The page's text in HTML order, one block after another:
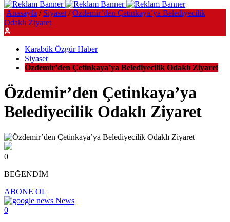
Anasayfa / Siyaset / Özdemir’den Çetinkaya’ya Belediyecilik
Odaklı Ziyaret
Karabük Özgür Haber
Siyaset
Özdemir’den Çetinkaya’ya Belediyecilik Odaklı Ziyaret
Özdemir’den Çetinkaya’ya
Belediyecilik Odaklı Ziyaret
0
BEĞENDİM
ABONE OL
News
0